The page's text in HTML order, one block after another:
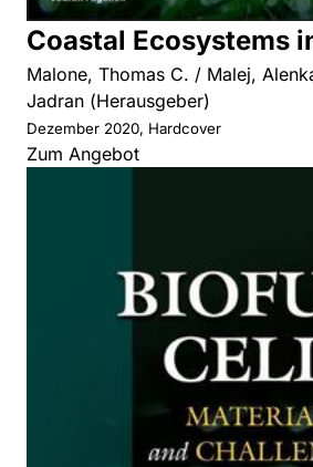
Coastal Ecosystems
Malone, Thomas C. / Malej,
Jadran (Herausgeber)
Dezember 2020, Hardcover
Zum Angebot